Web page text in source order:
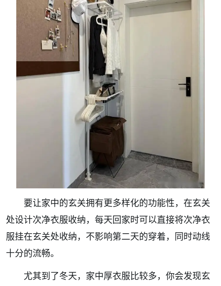
要让家中的玄关拥有更多样化的功能性，在玄关
处设计次净衣服收纳，每天回家时可以直接将次净衣
服挂在玄关处收纳，不影响第二天的穿着，同时动线
十分的流畅。
尤其到了冬天，家中厚衣服比较多，你会发现玄